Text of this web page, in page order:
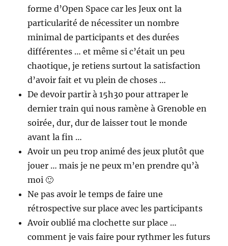
forme d’Open Space car les Jeux ont la
particularité de nécessiter un nombre
minimal de participants et des durées
différentes … et même si c’était un peu
chaotique, je retiens surtout la satisfaction
d’avoir fait et vu plein de choses …
De devoir partir à 15h30 pour attraper le
dernier train qui nous ramène à Grenoble en
soirée, dur, dur de laisser tout le monde
avant la fin …
Avoir un peu trop animé des jeux plutôt que
jouer … mais je ne peux m’en prendre qu’à
moi 🙂
Ne pas avoir le temps de faire une
rétrospective sur place avec les participants
Avoir oublié ma clochette sur place …
comment je vais faire pour rythmer les futurs